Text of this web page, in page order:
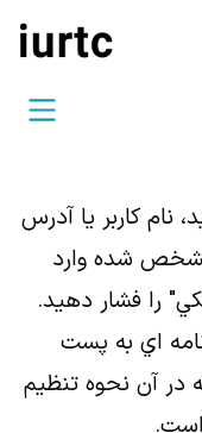
نام کاربر یا آدرس
شده وارد
را فشار دهيد.
اي به پست
در آن نحوه تنظيم